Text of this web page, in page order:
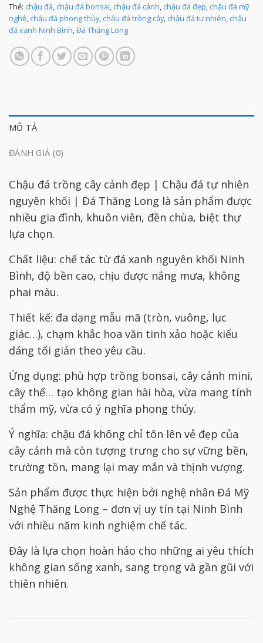
Thẻ: chậu đá, chậu đá bonsai, chậu đá cảnh, chậu đá đẹp, chậu đá mỹ
nghệ, chậu đá phong thủy, chậu đá trồng cây, chậu đá tự nhiên, chậu
đá xanh Ninh Bình,Đá Thăng Long
MÔ TẢ
ĐÁNH GIÁ (0)
Chậu đá trồng cây cảnh đẹp | Chậu đá tự nhiên
nguyên khối | Đá Thăng Long là sản phẩm được
nhiều gia đình, khuôn viên, đền chùa, biệt thự
lựa chọn.
Chất liệu: chế tác từ đá xanh nguyên khối Ninh
Bình, độ bền cao, chịu được nắng mưa, không
phai màu.
Thiết kế: đa dạng mẫu mã (tròn, vuông, lục
giác…), chạm khắc hoa văn tinh xảo hoặc kiểu
dáng tối giản theo yêu cầu.
Ứng dụng: phù hợp trồng bonsai, cây cảnh mini,
cây thế… tạo không gian hài hòa, vừa mang tính
thẩm mỹ, vừa có ý nghĩa phong thủy.
Ý nghĩa: chậu đá không chỉ tôn lên vẻ đẹp của
cây cảnh mà còn tượng trưng cho sự vững bền,
trường tồn, mang lại may mắn và thịnh vượng.
Sản phẩm được thực hiện bởi nghệ nhân Đá Mỹ
Nghệ Thăng Long – đơn vị uy tín tại Ninh Bình
với nhiều năm kinh nghiệm chế tác.
Đây là lựa chọn hoàn hảo cho những ai yêu thích
không gian sống xanh, sang trọng và gần gũi với
thiên nhiên.